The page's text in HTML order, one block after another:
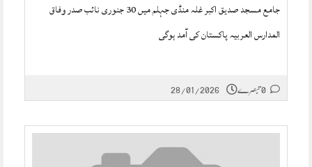
جامع مسجد صدیق اکبر غلہ منڈی جہلم میں 30 جنوری نائب صدر وفاق
المدارس العربیہ پاکستان کی آمد ہوگی
28/01/2026